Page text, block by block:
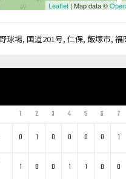
Leaflet | Map data ©
球場, 国道201号, 仁保, 飯塚市,
1 2 3 4 5 6 7
0 1 0 0 0 0 1
1 0 0 1 1 0 0